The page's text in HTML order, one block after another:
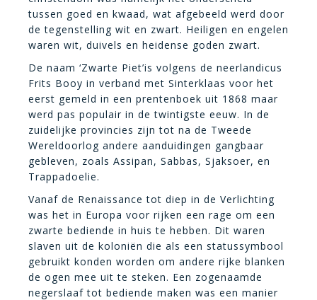
tussen goed en kwaad, wat afgebeeld werd door
de tegenstelling wit en zwart. Heiligen en engelen
waren wit, duivels en heidense goden zwart.
De naam ‘Zwarte Piet’is volgens de neerlandicus
Frits Booy in verband met Sinterklaas voor het
eerst gemeld in een prentenboek uit 1868 maar
werd pas populair in de twintigste eeuw. In de
zuidelijke provincies zijn tot na de Tweede
Wereldoorlog andere aanduidingen gangbaar
gebleven, zoals Assipan, Sabbas, Sjaksoer, en
Trappadoelie.
Vanaf de Renaissance tot diep in de Verlichting
was het in Europa voor rijken een rage om een
zwarte bediende in huis te hebben. Dit waren
slaven uit de koloniën die als een statussymbool
gebruikt konden worden om andere rijke blanken
de ogen mee uit te steken. Een zogenaamde
negerslaaf tot bediende maken was een manier